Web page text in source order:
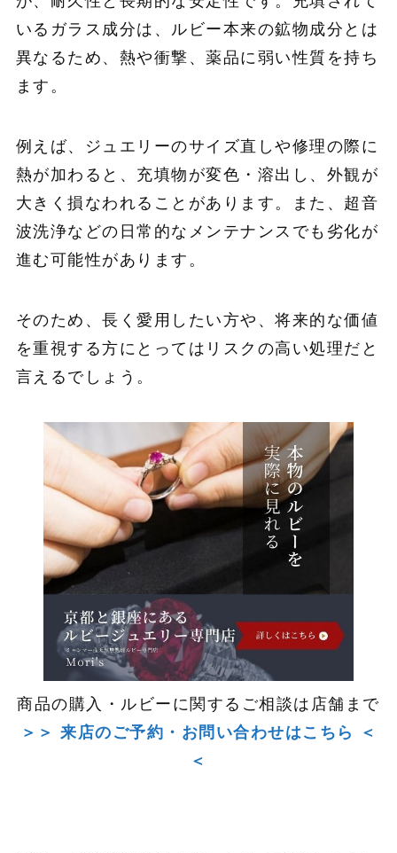
いるガラス成分は、ルビー本来の鉱物成分とは
異なるため、熱や衝撃、薬品に弱い性質を持ち
ます。
例えば、ジュエリーのサイズ直しや修理の際に
熱が加わると、充填物が変色・溶出し、外観が
大きく損なわれることがあります。また、超音
波洗浄などの日常的なメンテナンスでも劣化が
進む可能性があります。
そのため、長く愛用したい方や、将来的な価値
を重視する方にとってはリスクの高い処理だと
言えるでしょう。
商品の購入・ルビーに関するご相談は店舗まで
＞＞ 来店のご予約・お問い合わせはこちら ＜
＜